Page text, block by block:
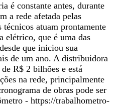
é constante antes, durante
a rede afetada pelas
técnicos atuam prontamente
elétrico, que é uma das
que iniciou sua
de um ano. A distribuidora
R$ 2 bilhões e está
na rede, principalmente
de obras pode ser
- https://trabalhometro-